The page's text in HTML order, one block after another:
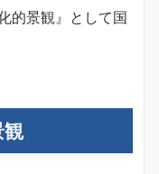
的景観』として国
観